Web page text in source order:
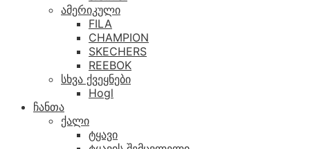
ამერიკული
FILA
CHAMPION
SKECHERS
REEBOK
სხვა ქვეყნები
Hogl
ჩანთა
ქალი
ტყავი